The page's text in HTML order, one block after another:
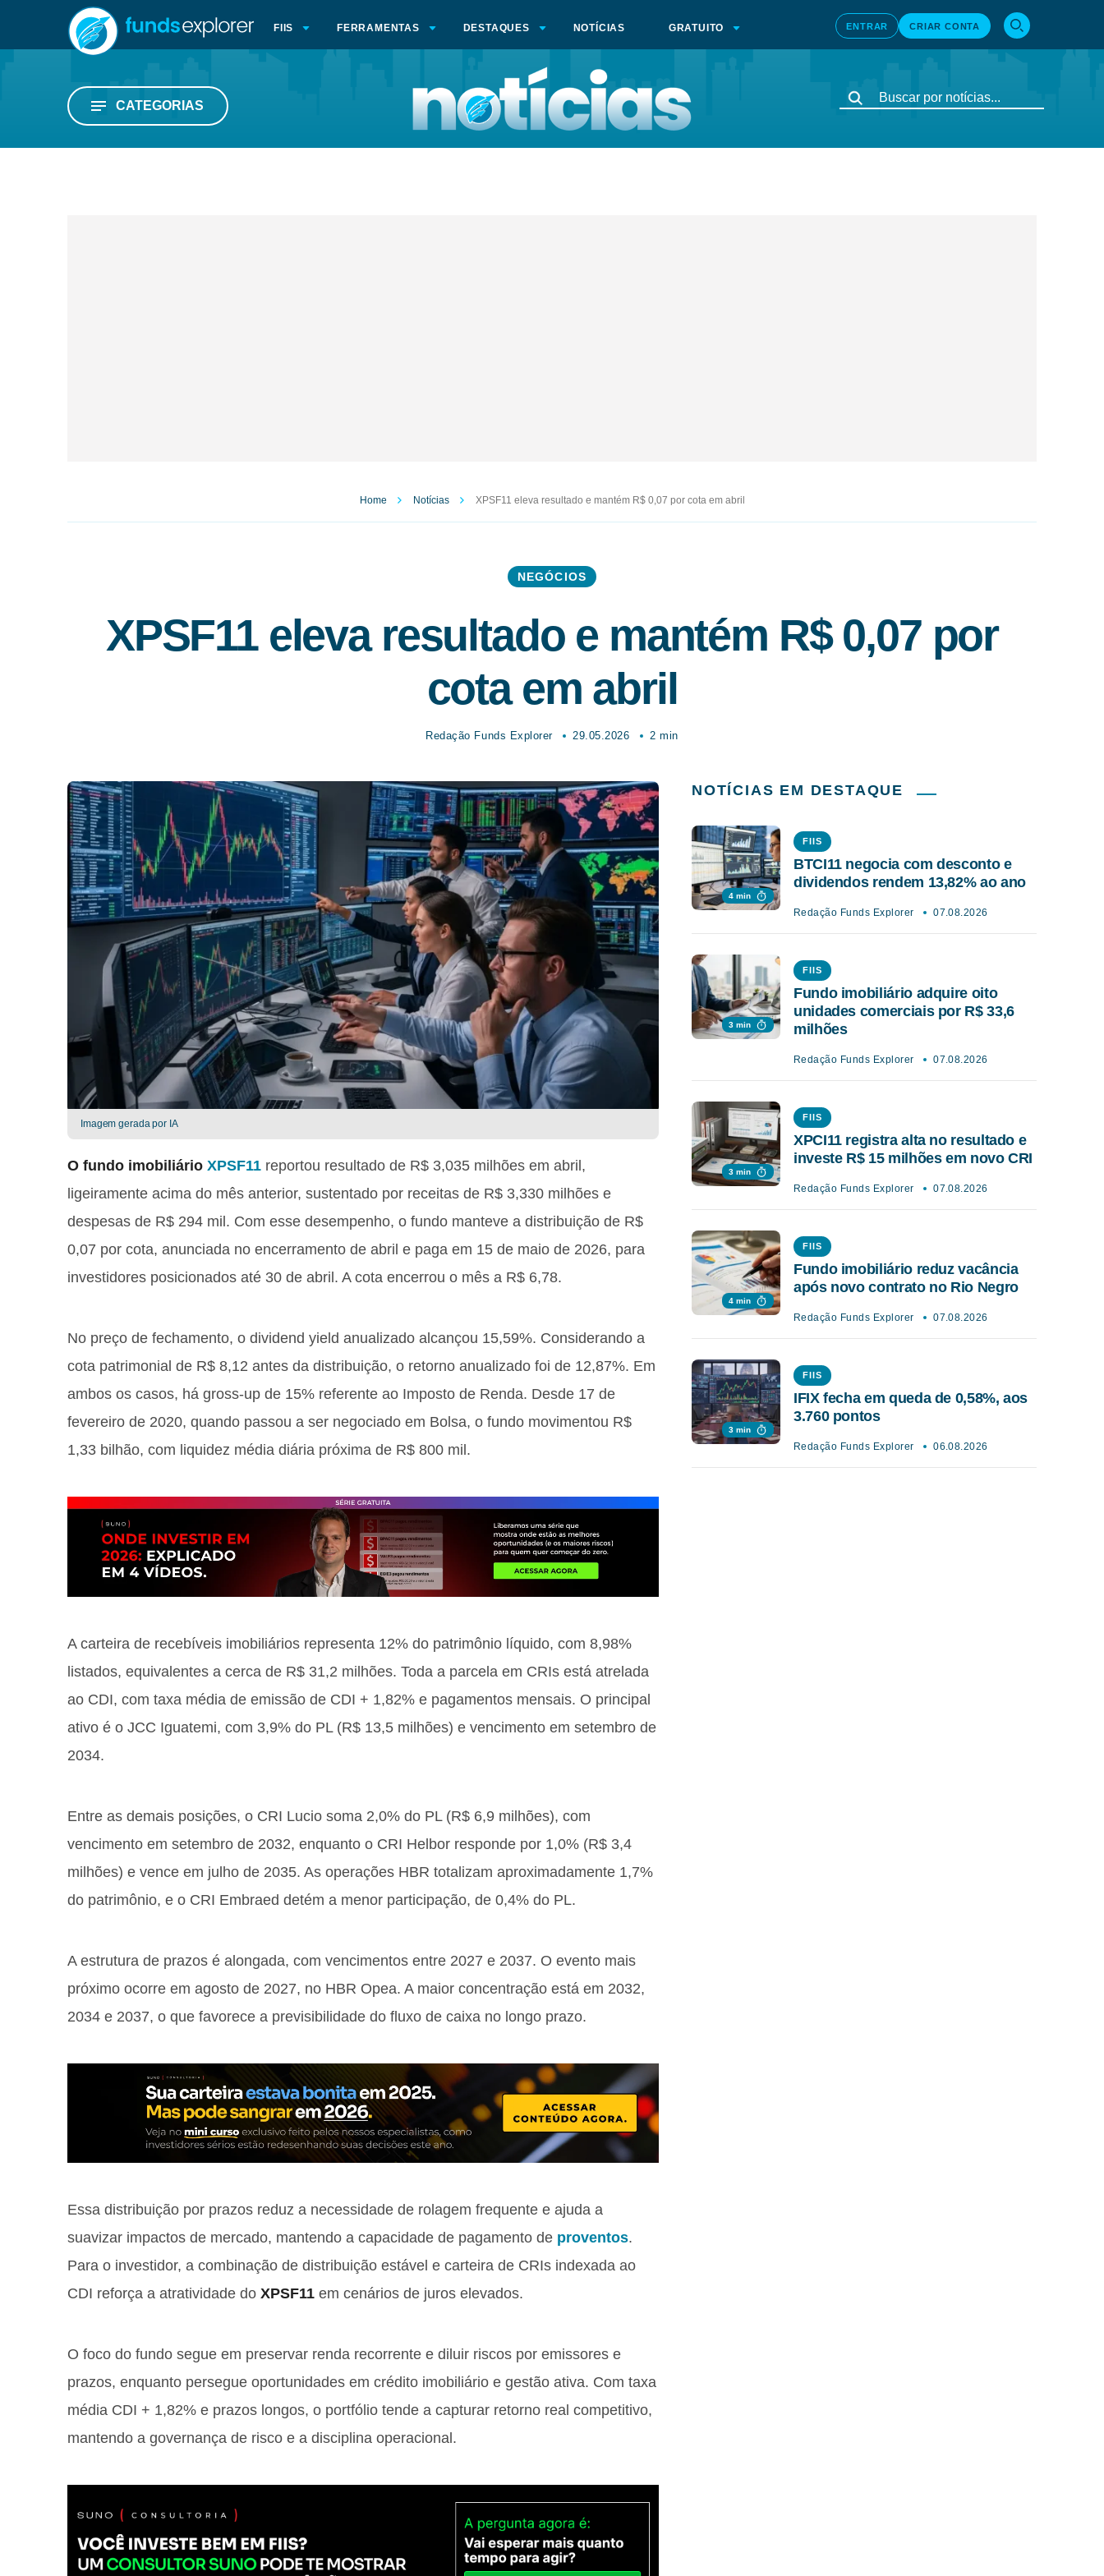
FIIS FERRAMENTAS DESTAQUES NOTÍCIAS GRATUITO ENTRAR CRIAR CONTA
CATEGORIAS
Home Notícias XPSF11 eleva resultado e mantém R$ 0,07 por cota em abril
NEGÓCIOS
XPSF11 eleva resultado e mantém R$ 0,07 por
cota em abril
Redação Funds Explorer 29.05.2026 2 min
Imagem gerada por IA
O fundo imobiliário XPSF11 reportou resultado de R$ 3,035 milhões em abril,
ligeiramente acima do mês anterior, sustentado por receitas de R$ 3,330 milhões e
despesas de R$ 294 mil. Com esse desempenho, o fundo manteve a distribuição de R$
0,07 por cota, anunciada no encerramento de abril e paga em 15 de maio de 2026, para
investidores posicionados até 30 de abril. A cota encerrou o mês a R$ 6,78.
No preço de fechamento, o dividend yield anualizado alcançou 15,59%. Considerando a
cota patrimonial de R$ 8,12 antes da distribuição, o retorno anualizado foi de 12,87%. Em
ambos os casos, há gross-up de 15% referente ao Imposto de Renda. Desde 17 de
fevereiro de 2020, quando passou a ser negociado em Bolsa, o fundo movimentou R$
1,33 bilhão, com liquidez média diária próxima de R$ 800 mil.
A carteira de recebíveis imobiliários representa 12% do patrimônio líquido, com 8,98%
listados, equivalentes a cerca de R$ 31,2 milhões. Toda a parcela em CRIs está atrelada
ao CDI, com taxa média de emissão de CDI + 1,82% e pagamentos mensais. O principal
ativo é o JCC Iguatemi, com 3,9% do PL (R$ 13,5 milhões) e vencimento em setembro de
2034.
Entre as demais posições, o CRI Lucio soma 2,0% do PL (R$ 6,9 milhões), com
vencimento em setembro de 2032, enquanto o CRI Helbor responde por 1,0% (R$ 3,4
milhões) e vence em julho de 2035. As operações HBR totalizam aproximadamente 1,7%
do patrimônio, e o CRI Embraed detém a menor participação, de 0,4% do PL.
A estrutura de prazos é alongada, com vencimentos entre 2027 e 2037. O evento mais
próximo ocorre em agosto de 2027, no HBR Opea. A maior concentração está em 2032,
2034 e 2037, o que favorece a previsibilidade do fluxo de caixa no longo prazo.
Essa distribuição por prazos reduz a necessidade de rolagem frequente e ajuda a
suavizar impactos de mercado, mantendo a capacidade de pagamento de proventos.
Para o investidor, a combinação de distribuição estável e carteira de CRIs indexada ao
CDI reforça a atratividade do XPSF11 em cenários de juros elevados.
O foco do fundo segue em preservar renda recorrente e diluir riscos por emissores e
prazos, enquanto persegue oportunidades em crédito imobiliário e gestão ativa. Com taxa
média CDI + 1,82% e prazos longos, o portfólio tende a capturar retorno real competitivo,
mantendo a governança de risco e a disciplina operacional.
NOTÍCIAS EM DESTAQUE
4 min
FIIS
BTCI11 negocia com desconto e
dividendos rendem 13,82% ao ano
Redação Funds Explorer 07.08.2026
3 min
FIIS
Fundo imobiliário adquire oito
unidades comerciais por R$ 33,6
milhões
Redação Funds Explorer 07.08.2026
3 min
FIIS
XPCI11 registra alta no resultado e
investe R$ 15 milhões em novo CRI
Redação Funds Explorer 07.08.2026
4 min
FIIS
Fundo imobiliário reduz vacância
após novo contrato no Rio Negro
Redação Funds Explorer 07.08.2026
3 min
FIIS
IFIX fecha em queda de 0,58%, aos
3.760 pontos
Redação Funds Explorer 06.08.2026